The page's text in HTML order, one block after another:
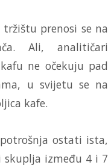
prenosi se na
Ali, analitičari
ne očekuju pad
u svijetu se na
kafe.
ostati ista,
skuplja između 4 i 7